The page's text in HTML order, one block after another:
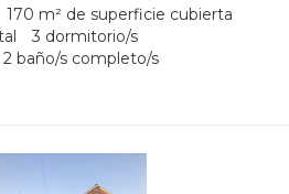
170 m² de superficie cubierta
3 dormitorio/s
2 baño/s completo/s